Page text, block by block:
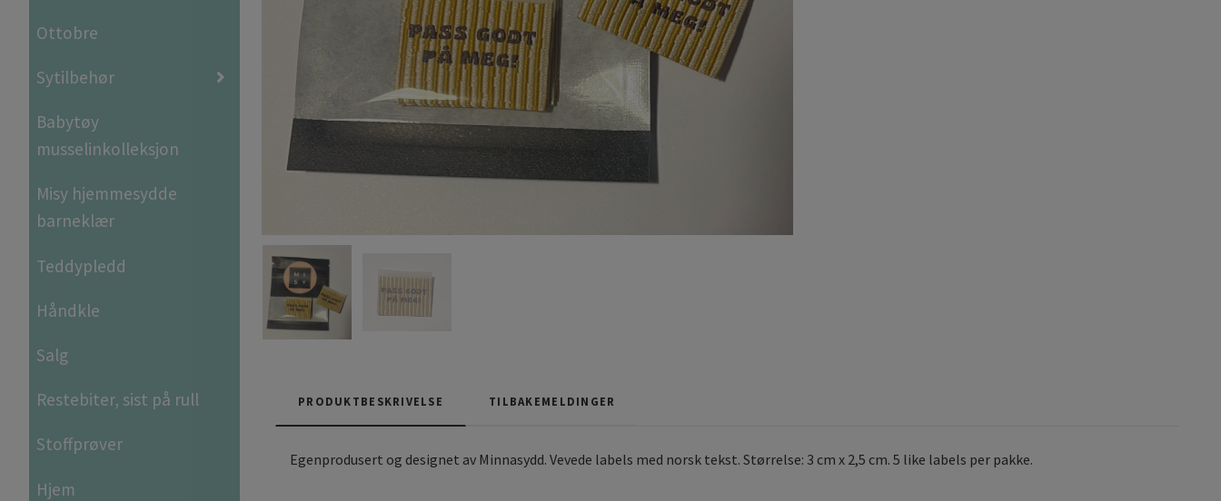
Ottobre
Sytilbehør
Babytøy
musselinkolleksjon
Misy hjemmesydde
barneklær
Teddypledd
Håndkle
Salg
Restebiter, sist på rull
Stoffprøver
Hjem
PRODUKTBESKRIVELSE TILBAKEMELDINGER
Egenprodusert og designet av Minnasydd. Vevede labels med norsk tekst. Størrelse: 3 cm x 2,5 cm. 5 like labels per pakke.